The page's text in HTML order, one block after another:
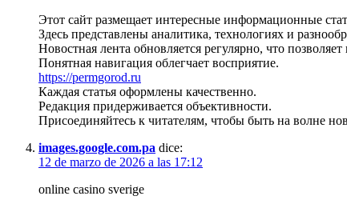
Этот сайт размещает интересные информационные
Здесь представлены аналитика, технологиях и
Новостная лента обновляется регулярно, что позволяет
Понятная навигация облегчает восприятие.
https://permgorod.ru
Каждая статья оформлены качественно.
Редакция придерживается объективности.
Присоединяйтесь к читателям, чтобы быть на волне
images.google.com.pa dice:
12 de marzo de 2026 a las 17:12
online casino sverige